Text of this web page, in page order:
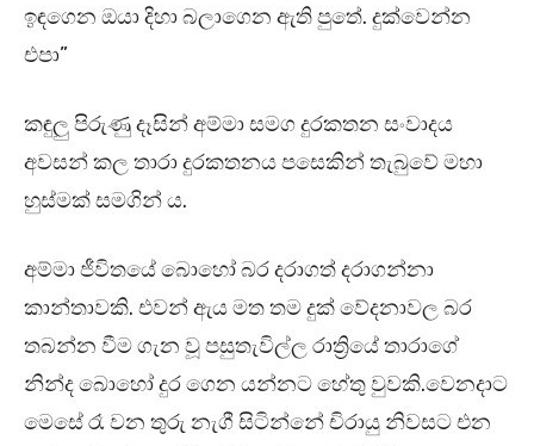
ඉඳගෙන ඔයා දිහා බලාගෙන ඇති පුතේ. දුක්වෙන්න
එපා”
කඳුලු පිරුණු දෑසින් අම්මා සමග දුරකතන සංවාදය
අවසන් කල තාරා දුරකතනය පසෙකින් තැබුවේ මහා
හුස්මක් සමගින් ය.
අම්මා ජීවිතයේ බොහෝ බර දරාගත් දරාගන්නා
කාන්තාවකි. එවන් ඇය මත තම දුක් වේදනාවල බර
තබන්න වීම ගැන වූ පසුතැවිල්ල රාත්‍රියේ තාරාගේ
නින්ද බොහෝ දුර ගෙන යන්නට හේතු වුවකි.වෙනදාට
මෙසේ රෑ වන තුරු නැගී සිටින්නේ චිරායු නිවසට එන